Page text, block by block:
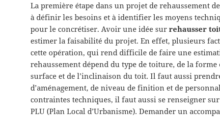
La première étape dans un projet de rehaussement
à définir les besoins et à identifier les moyens
pour le concrétiser. Avoir une idée surrehausser
estimer la faisabilité du projet. En effet, plusieurs
cette opération, qui rend difficile de faire une
rehaussement dépend du type de toiture, de la
surface et de l’inclinaison du toit. Il faut aussi
d’aménagement, de niveau de finition et de
contraintes techniques, il faut aussi se renseigner
PLU (Plan Local d’Urbanisme). Demander un